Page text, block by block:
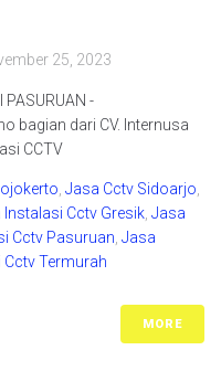
25, 2023
PASURUAN -
bagian dari CV. Internusa
CCTV
Jasa Cctv Sidoarjo
Instalasi Cctv Gresik Jasa
Cctv Pasuruan Jasa
Termurah
MORE